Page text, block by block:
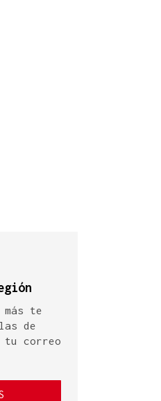
te
de
tu correo